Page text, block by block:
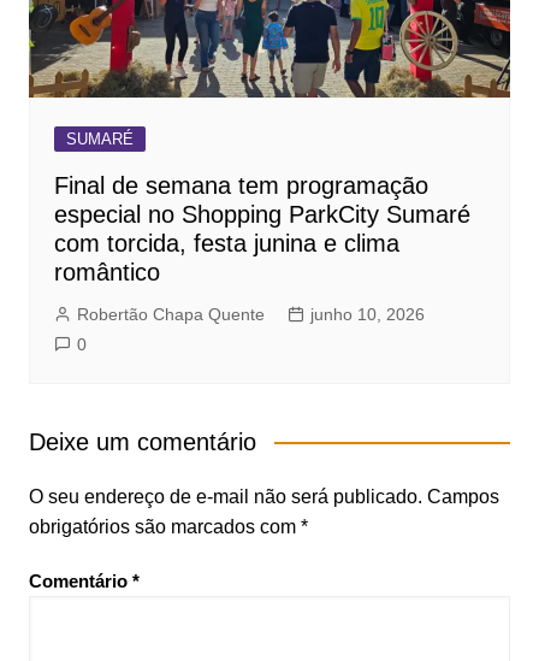
SUMARÉ
Final de semana tem programação
especial no Shopping ParkCity Sumaré
com torcida, festa junina e clima
romântico
Robertão Chapa Quente
junho 10, 2026
0
Deixe um comentário
O seu endereço de e-mail não será publicado. Campos
obrigatórios são marcados com *
Comentário *